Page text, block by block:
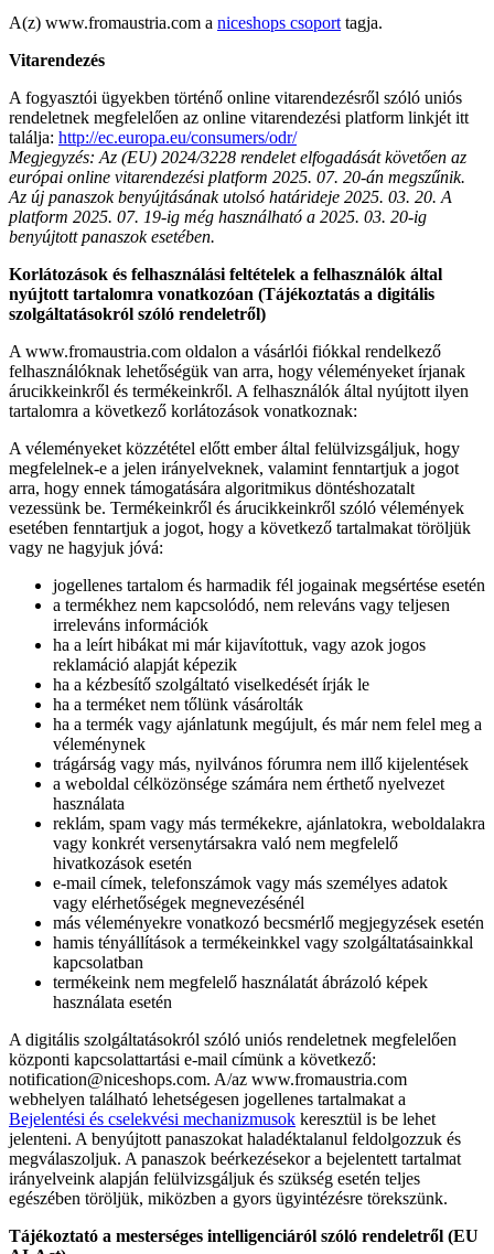
A(z) www.fromaustria.com a niceshops csoport tagja.
Vitarendezés
A fogyasztói ügyekben történő online vitarendezésről szóló uniós
rendeletnek megfelelően az online vitarendezési platform linkjét itt
találja: http://ec.europa.eu/consumers/odr/
Megjegyzés: Az (EU) 2024/3228 rendelet elfogadását követően az
európai online vitarendezési platform 2025. 07. 20-án megszűnik.
Az új panaszok benyújtásának utolsó határideje 2025. 03. 20. A
platform 2025. 07. 19-ig még használható a 2025. 03. 20-ig
benyújtott panaszok esetében.
Korlátozások és felhasználási feltételek a felhasználók által
nyújtott tartalomra vonatkozóan (Tájékoztatás a digitális
szolgáltatásokról szóló rendeletről)
A www.fromaustria.com oldalon a vásárlói fiókkal rendelkező
felhasználóknak lehetőségük van arra, hogy véleményeket írjanak
árucikkeinkről és termékeinkről. A felhasználók által nyújtott ilyen
tartalomra a következő korlátozások vonatkoznak:
A véleményeket közzététel előtt ember által felülvizsgáljuk, hogy
megfelelnek-e a jelen irányelveknek, valamint fenntartjuk a jogot
arra, hogy ennek támogatására algoritmikus döntéshozatalt
vezessünk be. Termékeinkről és árucikkeinkről szóló vélemények
esetében fenntartjuk a jogot, hogy a következő tartalmakat töröljük
vagy ne hagyjuk jóvá:
jogellenes tartalom és harmadik fél jogainak megsértése esetén
a termékhez nem kapcsolódó, nem releváns vagy teljesen
irreleváns információk
ha a leírt hibákat mi már kijavítottuk, vagy azok jogos
reklamáció alapját képezik
ha a kézbesítő szolgáltató viselkedését írják le
ha a terméket nem tőlünk vásárolták
ha a termék vagy ajánlatunk megújult, és már nem felel meg a
véleménynek
trágárság vagy más, nyilvános fórumra nem illő kijelentések
a weboldal célközönsége számára nem érthető nyelvezet
használata
reklám, spam vagy más termékekre, ajánlatokra, weboldalakra
vagy konkrét versenytársakra való nem megfelelő
hivatkozások esetén
e-mail címek, telefonszámok vagy más személyes adatok
vagy elérhetőségek megnevezésénél
más véleményekre vonatkozó becsmérlő megjegyzések esetén
hamis tényállítások a termékeinkkel vagy szolgáltatásainkkal
kapcsolatban
termékeink nem megfelelő használatát ábrázoló képek
használata esetén
A digitális szolgáltatásokról szóló uniós rendeletnek megfelelően
központi kapcsolattartási e-mail címünk a következő:
notification@niceshops.com. A/az www.fromaustria.com
webhelyen található lehetségesen jogellenes tartalmakat a
Bejelentési és cselekvési mechanizmusok keresztül is be lehet
jelenteni. A benyújtott panaszokat haladéktalanul feldolgozzuk és
megválaszoljuk. A panaszok beérkezésekor a bejelentett tartalmat
irányelveink alapján felülvizsgáljuk és szükség esetén teljes
egészében töröljük, miközben a gyors ügyintézésre törekszünk.
Tájékoztató a mesterséges intelligenciáról szóló rendeletről (EU